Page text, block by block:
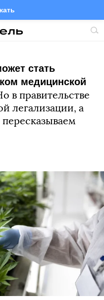
Twitter
стать
медицинской
в правительстве
легализации, а